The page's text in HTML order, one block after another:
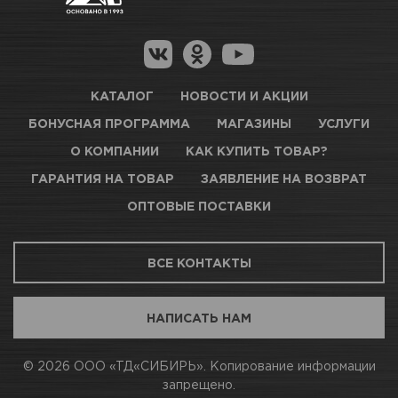
Новосибирск, Петухова, 27/3
КАРТА ПРОЕЗДА И КОНТАКТЫ
Новосибирск, Богдана Хмельницкого, 1/1
АВТОПАРК Н54
Гарантия на товар
Магазины для получения товара
Оптовые поставки
КАТАЛОГ НОВОСТИ И АКЦИИ
БОНУСНАЯ ПРОГРАММА МАГАЗИНЫ УСЛУГИ
О КОМПАНИИ КАК КУПИТЬ ТОВАР?
ГАРАНТИЯ НА ТОВАР ЗАЯВЛЕНИЕ НА ВОЗВРАТ
ОПТОВЫЕ ПОСТАВКИ
ВСЕ КОНТАКТЫ
НАПИСАТЬ НАМ
© 2026 ООО «ТД«СИБИРЬ». Копирование информации
запрещено.